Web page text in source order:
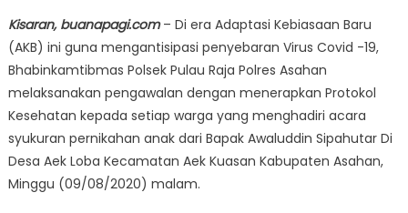
Kisaran, buanapagi.com– Di era Adaptasi Kebiasaan Baru
(AKB) ini guna mengantisipasi penyebaran Virus Covid -19,
Bhabinkamtibmas Polsek Pulau Raja Polres Asahan
melaksanakan pengawalan dengan menerapkan Protokol
Kesehatan kepada setiap warga yang menghadiri acara
syukuran pernikahan anak dari Bapak Awaluddin Sipahutar Di
Desa Aek Loba Kecamatan Aek Kuasan Kabupaten Asahan,
Minggu (09/08/2020) malam.